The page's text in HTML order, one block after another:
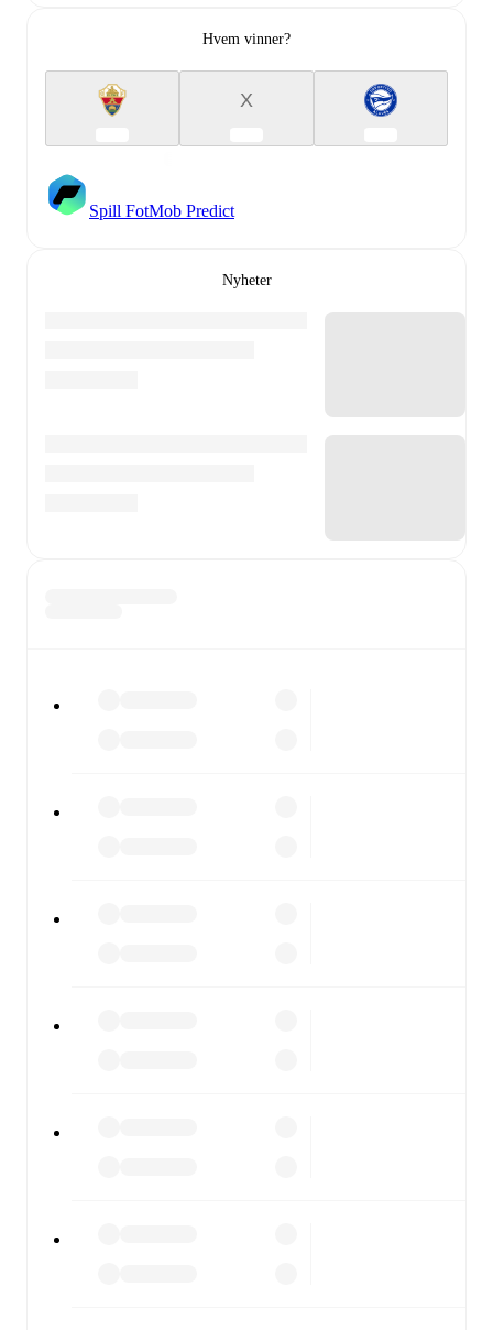
Hvem vinner?
X
Spill FotMob Predict
Nyheter